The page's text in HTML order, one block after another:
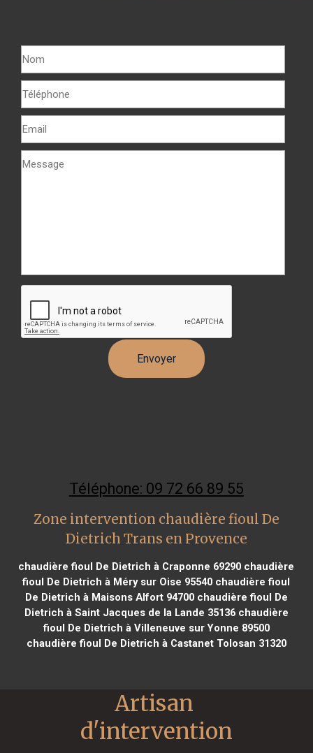
Téléphone: 09 72 66 89 55
Zone intervention chaudière fioul De
Dietrich Trans en Provence
chaudière fioul De Dietrich à Craponne 69290 chaudière
fioul De Dietrich à Méry sur Oise 95540 chaudière fioul
De Dietrich à Maisons Alfort 94700chaudière fioul De
Dietrich à Saint Jacques de la Lande 35136chaudière
fioul De Dietrich à Villeneuve sur Yonne 89500
chaudière fioul De Dietrich à Castanet Tolosan 31320
Artisan
d'intervention